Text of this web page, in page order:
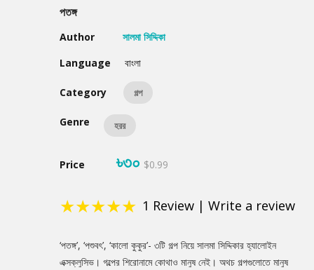
পতঙ্গ
Author
সালমা সিদ্দিকা
Language
বাংলা
Category গল্প
Genre হরর
Price ৳৩০ $0.99
★★★★★ 1 Review | Write a review
Product
Summery
‘পতঙ্গ’, ‘পশুবৎ’, ‘কালো কুকুর’- ৩টি গল্প নিয়ে সালমা সিদ্দিকার হ্যালোইন
এক্সক্লুসিভ। গল্পের শিরোনামে কোথাও মানুষ নেই। অথচ গল্পগুলোতে মানুষ